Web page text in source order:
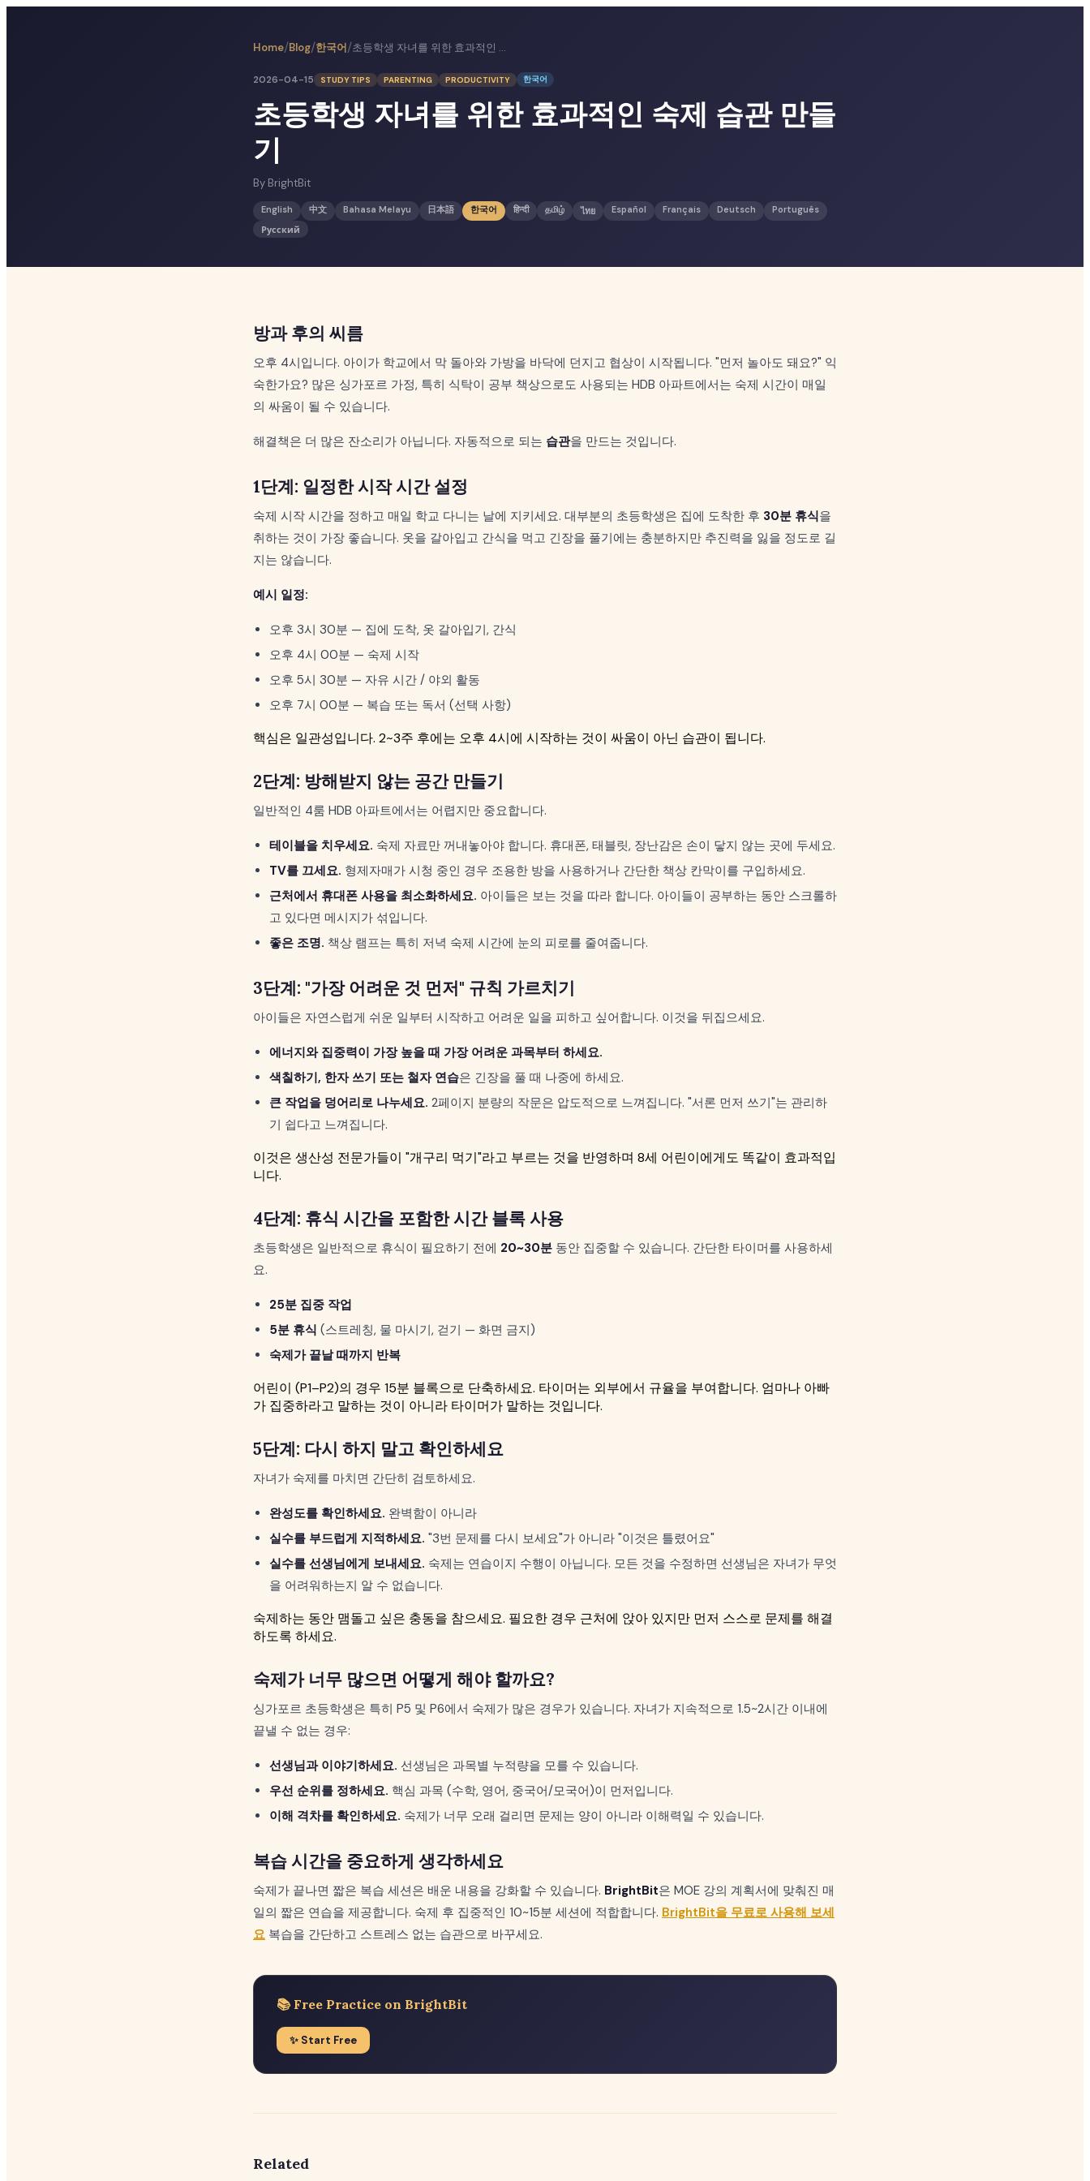
Home/Blog/한국어/ 초등학생 자녀를 위한 효과적인 숙제 습관 만들기
2026-04-15 STUDY TIPS PARENTING PRODUCTIVITY 한국어
초등학생 자녀를 위한 효과적인 숙제 습관 만들
기
By BrightBit
English 中文 Bahasa Melayu 日本語 한국어 हिन्दी தமிழ் ไทย Español Français Deutsch
Português
Русский
방과 후의 씨름
오후 4시입니다. 아이가 학교에서 막 돌아와 가방을 바닥에 던지고 협상이 시작됩니다. "먼저 놀아도 돼요?" 익
숙한가요? 많은 싱가포르 가정, 특히 식탁이 공부 책상으로도 사용되는 HDB 아파트에서는 숙제 시간이 매일
의 싸움이 될 수 있습니다.
해결책은 더 많은 잔소리가 아닙니다. 자동적으로 되는 습관을 만드는 것입니다.
1단계: 일정한 시작 시간 설정
숙제 시작 시간을 정하고 매일 학교 다니는 날에 지키세요. 대부분의 초등학생은 집에 도착한 후 30분 휴식을
취하는 것이 가장 좋습니다. 옷을 갈아입고 간식을 먹고 긴장을 풀기에는 충분하지만 추진력을 잃을 정도로 길
지는 않습니다.
예시 일정:
오후 3시 30분 — 집에 도착, 옷 갈아입기, 간식
오후 4시 00분 — 숙제 시작
오후 5시 30분 — 자유 시간 / 야외 활동
오후 7시 00분 — 복습 또는 독서 (선택 사항)
핵심은 일관성입니다. 2~3주 후에는 오후 4시에 시작하는 것이 싸움이 아닌 습관이 됩니다.
2단계: 방해받지 않는 공간 만들기
일반적인 4룸 HDB 아파트에서는 어렵지만 중요합니다.
테이블을 치우세요. 숙제 자료만 꺼내놓아야 합니다. 휴대폰, 태블릿, 장난감은 손이 닿지 않는 곳에 두세요.
TV를 끄세요. 형제자매가 시청 중인 경우 조용한 방을 사용하거나 간단한 책상 칸막이를 구입하세요.
근처에서 휴대폰 사용을 최소화하세요. 아이들은 보는 것을 따라 합니다. 아이들이 공부하는 동안 스크롤하
고 있다면 메시지가 섞입니다.
좋은 조명. 책상 램프는 특히 저녁 숙제 시간에 눈의 피로를 줄여줍니다.
3단계: "가장 어려운 것 먼저" 규칙 가르치기
아이들은 자연스럽게 쉬운 일부터 시작하고 어려운 일을 피하고 싶어합니다. 이것을 뒤집으세요.
에너지와 집중력이 가장 높을 때 가장 어려운 과목부터 하세요.
색칠하기, 한자 쓰기 또는 철자 연습은 긴장을 풀 때 나중에 하세요.
큰 작업을 덩어리로 나누세요. 2페이지 분량의 작문은 압도적으로 느껴집니다. "서론 먼저 쓰기"는 관리하
기 쉽다고 느껴집니다.
이것은 생산성 전문가들이 "개구리 먹기"라고 부르는 것을 반영하며 8세 어린이에게도 똑같이 효과적입
니다.
4단계: 휴식 시간을 포함한 시간 블록 사용
초등학생은 일반적으로 휴식이 필요하기 전에 20~30분 동안 집중할 수 있습니다. 간단한 타이머를 사용하세
요.
25분 집중 작업
5분 휴식 (스트레칭, 물 마시기, 걷기 — 화면 금지)
숙제가 끝날 때까지 반복
어린이 (P1–P2)의 경우 15분 블록으로 단축하세요. 타이머는 외부에서 규율을 부여합니다. 엄마나 아빠
가 집중하라고 말하는 것이 아니라 타이머가 말하는 것입니다.
5단계: 다시 하지 말고 확인하세요
자녀가 숙제를 마치면 간단히 검토하세요.
완성도를 확인하세요. 완벽함이 아니라
실수를 부드럽게 지적하세요. "3번 문제를 다시 보세요"가 아니라 "이것은 틀렸어요"
실수를 선생님에게 보내세요. 숙제는 연습이지 수행이 아닙니다. 모든 것을 수정하면 선생님은 자녀가 무엇
을 어려워하는지 알 수 없습니다.
숙제하는 동안 맴돌고 싶은 충동을 참으세요. 필요한 경우 근처에 앉아 있지만 먼저 스스로 문제를 해결
하도록 하세요.
숙제가 너무 많으면 어떻게 해야 할까요?
싱가포르 초등학생은 특히 P5 및 P6에서 숙제가 많은 경우가 있습니다. 자녀가 지속적으로 1.5~2시간 이내에
끝낼 수 없는 경우:
선생님과 이야기하세요. 선생님은 과목별 누적량을 모를 수 있습니다.
우선 순위를 정하세요. 핵심 과목 (수학, 영어, 중국어/모국어)이 먼저입니다.
이해 격차를 확인하세요. 숙제가 너무 오래 걸리면 문제는 양이 아니라 이해력일 수 있습니다.
복습 시간을 중요하게 생각하세요
숙제가 끝나면 짧은 복습 세션은 배운 내용을 강화할 수 있습니다. BrightBit은 MOE 강의 계획서에 맞춰진 매
일의 짧은 연습을 제공합니다. 숙제 후 집중적인 10~15분 세션에 적합합니다. BrightBit을 무료로 사용해 보세
요 복습을 간단하고 스트레스 없는 습관으로 바꾸세요.
📚 Free Practice on BrightBit
✨ Start Free
Related